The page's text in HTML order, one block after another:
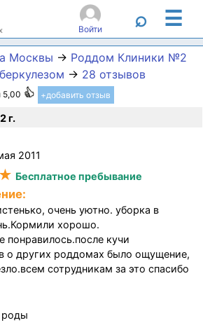
Войти ⌕ ☰
Москвы → Роддом Клиники №2
→ 28 отзывов
5,00 +добавить отзыв
г.
2011
Бесплатное пребывание
очень уютно. уборка в
хорошо.
понравилось.после кучи
о других роддомах было ощущение,
сотрудникам за это спасибо
роды